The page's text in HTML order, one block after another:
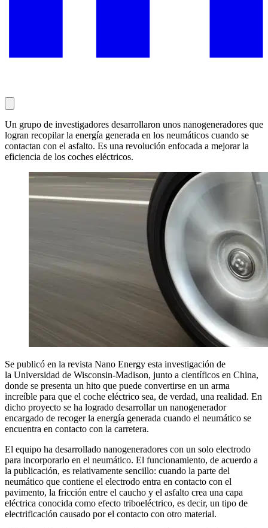
Un grupo de investigadores desarrollaron unos nanogeneradores que
logran recopilar la energía generada en los neumáticos cuando se
contactan con el asfalto. Es una revolución enfocada a mejorar la
eficiencia de los coches eléctricos.
Se publicó en la revista Nano Energy esta investigación de
la Universidad de Wisconsin-Madison, junto a científicos en China,
donde se presenta un hito que puede convertirse en un arma
increíble para que el coche eléctrico sea, de verdad, una realidad. En
dicho proyecto se ha logrado desarrollar un nanogenerador
encargado de recoger la energía generada cuando el neumático se
encuentra en contacto con la carretera.
El equipo ha desarrollado nanogeneradores con un solo electrodo
para incorporarlo en el neumático. El funcionamiento, de acuerdo a
la publicación, es relativamente sencillo: cuando la parte del
neumático que contiene el electrodo entra en contacto con el
pavimento, la fricción entre el caucho y el asfalto crea una capa
eléctrica conocida como efecto triboeléctrico, es decir, un tipo de
electrificación causado por el contacto con otro material.